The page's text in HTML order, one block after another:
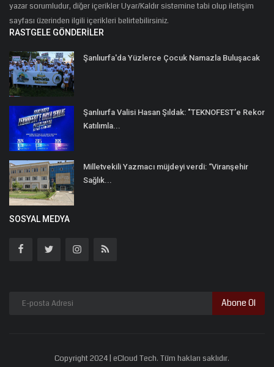
yazar sorumludur, diğer içerikler Uyar/Kaldır sistemine tabi olup iletişim
sayfası üzerinden ilgili içerikleri belirtebilirsiniz.
RASTGELE GÖNDERILER
Şanlıurfa'da Yüzlerce Çocuk Namazla Buluşacak
Şanlıurfa Valisi Hasan Şıldak: "TEKNOFEST’e Rekor
Katılımla...
Milletvekili Yazmacı müjdeyi verdi: “Viranşehir
Sağlık...
SOSYAL MEDYA
Abone Ol
Copyright 2024 | eCloud Tech. Tüm hakları saklıdır.